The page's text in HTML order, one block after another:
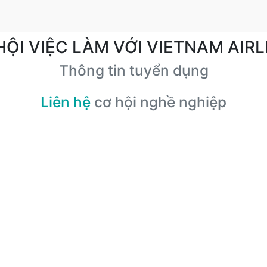
VIỆC LÀM VỚI VIETNAM
Thông tin tuyển dụng
Liên hệ cơ hội nghề nghiệp